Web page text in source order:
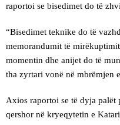
raportoi se bisedimet do të
“Bisedimet teknike do të
memorandumit të
momentin dhe anijet do të
tha zyrtari vonë në mbrëmjen
Axios raportoi se të dyja
qershor në kryeqytetin e